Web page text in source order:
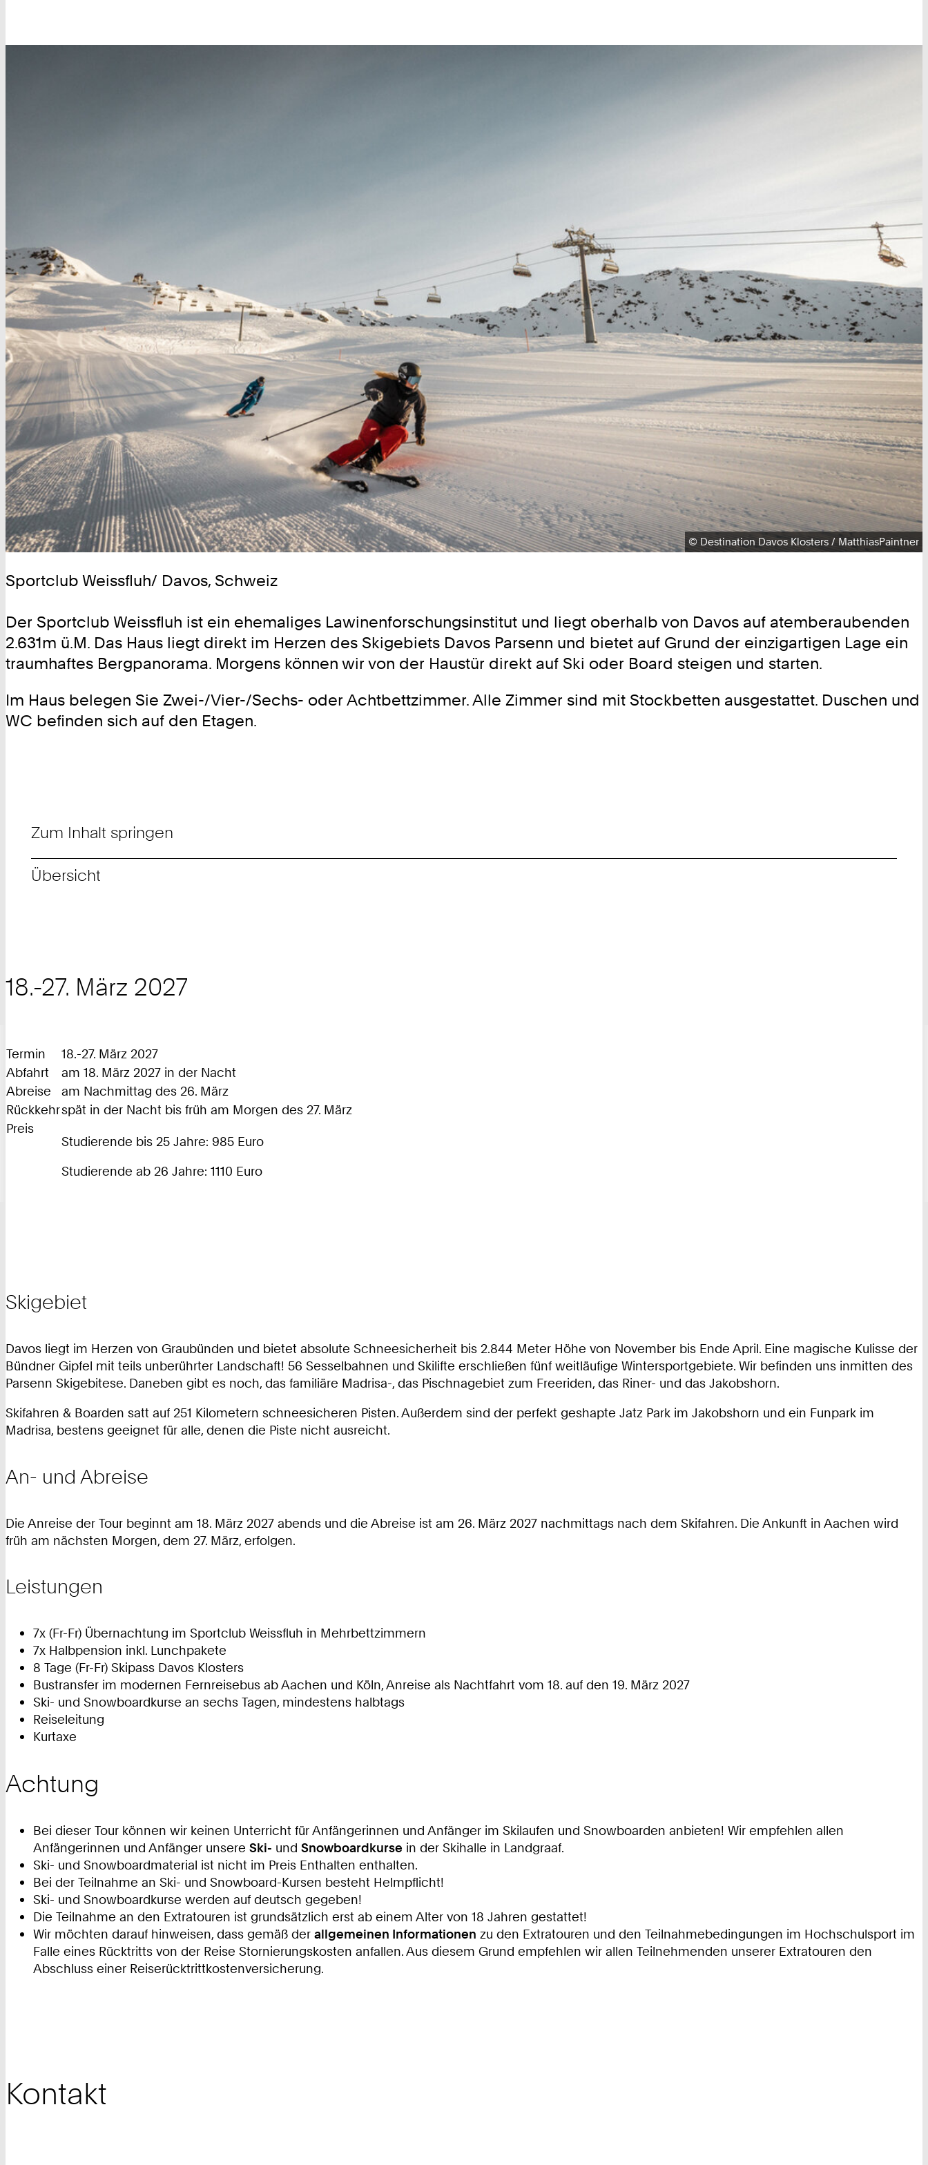
Urheberrecht:
© Destination Davos Klosters / MatthiasPaintner
Sportclub Weissfluh/ Davos, Schweiz
Der Sportclub Weissfluh ist ein ehemaliges Lawinenforschungsinstitut und liegt oberhalb von Davos auf atemberaubenden
2.631m ü.M. Das Haus liegt direkt im Herzen des Skigebiets Davos Parsenn und bietet auf Grund der einzigartigen Lage ein
traumhaftes Bergpanorama. Morgens können wir von der Haustür direkt auf Ski oder Board steigen und starten.
Im Haus belegen Sie Zwei-/Vier-/Sechs- oder Achtbettzimmer. Alle Zimmer sind mit Stockbetten ausgestattet. Duschen und
WC befinden sich auf den Etagen.
Zum Inhalt springen
Übersicht
18.-27. März 2027
Termin
18.-27. März 2027
Abfahrt
am 18. März 2027 in der Nacht
Abreise
am Nachmittag des 26. März
Rückkehrspät in der Nacht bis früh am Morgen des 27. März
Preis
Studierende bis 25 Jahre: 985 Euro
Studierende ab 26 Jahre: 1110 Euro
Skigebiet
Davos liegt im Herzen von Graubünden und bietet absolute Schneesicherheit bis 2.844 Meter Höhe von November bis Ende April. Eine magische Kulisse der
Bündner Gipfel mit teils unberührter Landschaft! 56 Sesselbahnen und Skilifte erschließen fünf weitläufige Wintersportgebiete. Wir befinden uns inmitten des
Parsenn Skigebitese. Daneben gibt es noch, das familiäre Madrisa-, das Pischnagebiet zum Freeriden, das Riner- und das Jakobshorn.
Skifahren & Boarden satt auf 251 Kilometern schneesicheren Pisten. Außerdem sind der perfekt geshapte Jatz Park im Jakobshorn und ein Funpark im
Madrisa, bestens geeignet für alle, denen die Piste nicht ausreicht.
An- und Abreise
Die Anreise der Tour beginnt am 18. März 2027 abends und die Abreise ist am 26. März 2027 nachmittags nach dem Skifahren. Die Ankunft in Aachen wird
früh am nächsten Morgen, dem 27. März, erfolgen.
Leistungen
7x (Fr-Fr) Übernachtung im Sportclub Weissfluh in Mehrbettzimmern
7x Halbpension inkl. Lunchpakete
8 Tage (Fr-Fr) Skipass Davos Klosters
Bustransfer im modernen Fernreisebus ab Aachen und Köln, Anreise als Nachtfahrt vom 18. auf den 19. März 2027
Ski- und Snowboardkurse an sechs Tagen, mindestens halbtags
Reiseleitung
Kurtaxe
Achtung
Bei dieser Tour können wir keinen Unterricht für Anfängerinnen und Anfänger im Skilaufen und Snowboarden anbieten! Wir empfehlen allen
Anfängerinnen und Anfänger unsere Ski- und Snowboardkurse in der Skihalle in Landgraaf.
Ski- und Snowboardmaterial ist nicht im Preis Enthalten enthalten.
Bei der Teilnahme an Ski- und Snowboard-Kursen besteht Helmpflicht!
Ski- und Snowboardkurse werden auf deutsch gegeben!
Die Teilnahme an den Extratouren ist grundsätzlich erst ab einem Alter von 18 Jahren gestattet!
Wir möchten darauf hinweisen, dass gemäß der allgemeinen Informationen zu den Extratouren und den Teilnahmebedingungen im Hochschulsport im
Falle eines Rücktritts von der Reise Stornierungskosten anfallen. Aus diesem Grund empfehlen wir allen Teilnehmenden unserer Extratouren den
Abschluss einer Reiserücktrittkostenversicherung.
Kontakt